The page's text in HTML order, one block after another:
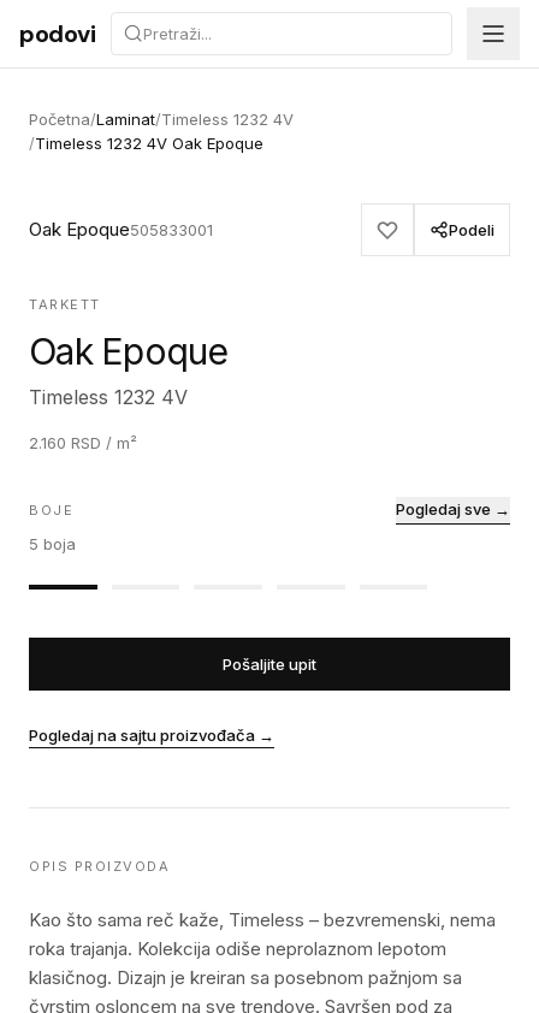
Preskoči na sadržaj
podovi
Početna/Laminat/Timeless 1232 4V
/Timeless 1232 4V Oak Epoque
Oak Epoque505833001 Podeli
TARKETT
Oak Epoque
Timeless 1232 4V
2.160 RSD / m²
BOJE
5 boja
Pogledaj sve →
Pošaljite upit
Pogledaj na sajtu proizvođača →
OPIS PROIZVODA
Kao što sama reč kaže, Timeless – bezvremenski, nema
roka trajanja. Kolekcija odiše neprolaznom lepotom
klasičnog. Dizajn je kreiran sa posebnom pažnjom sa
čvrstim osloncem na sve trendove. Savršen pod za